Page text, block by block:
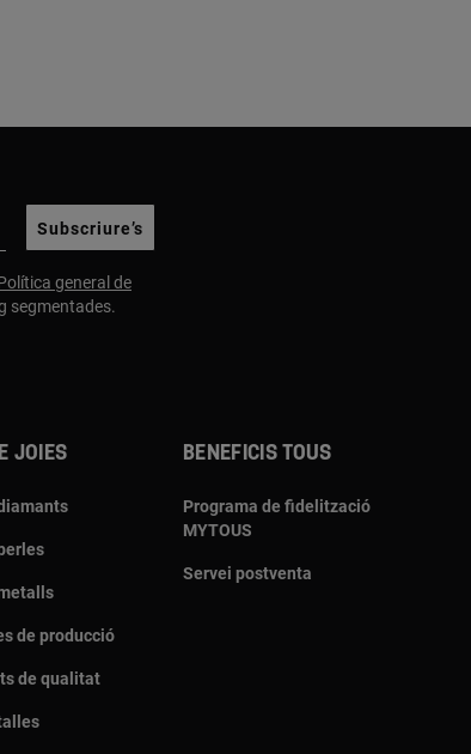
Subscriure’s
general de
segmentades.
joies
de producció
de qualitat
Beneficis TOUS
Programa de fidelització
MYTOUS
Servei postventa